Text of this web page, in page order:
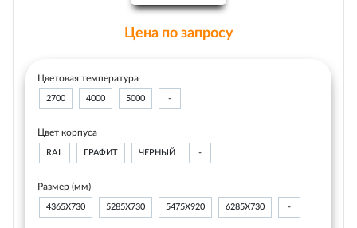
Цена по запросу
Цветовая температура
2700 4000 5000 -
Цвет корпуса
RAL ГРАФИТ ЧЕРНЫЙ -
Размер (мм)
4365Х730 5285Х730 5475Х920 6285Х730 -